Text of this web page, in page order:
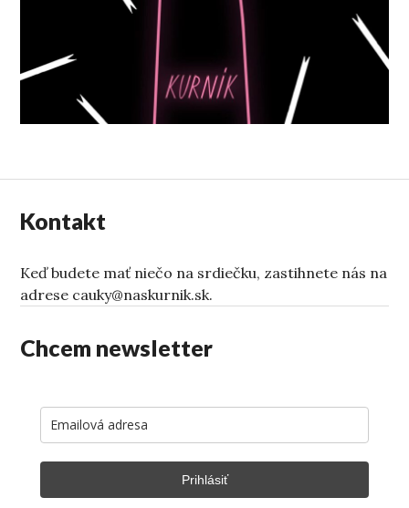
Kontakt
Keď budete mať niečo na srdiečku, zastihnete nás na
adrese cauky@naskurnik.sk.
Chcem newsletter
Prihlásiť